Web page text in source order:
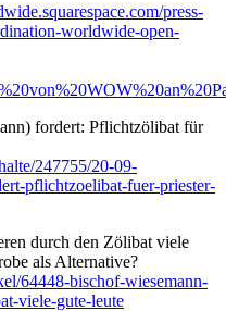
press-
worldwide-open-
fordert: Pflichtzölibat für
247755/20-09-
pflichtzoelibat-fuer-priester-
durch den Zölibat viele
als Alternative?
64448-bischof-wiesemann-
viele-gute-leute